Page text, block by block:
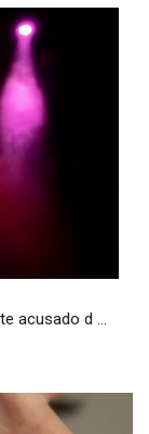
acusado d ...